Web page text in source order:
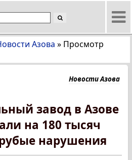
Азова » Просмотр
Новости Азова
завод в Азове
на 180 тысяч
нарушения